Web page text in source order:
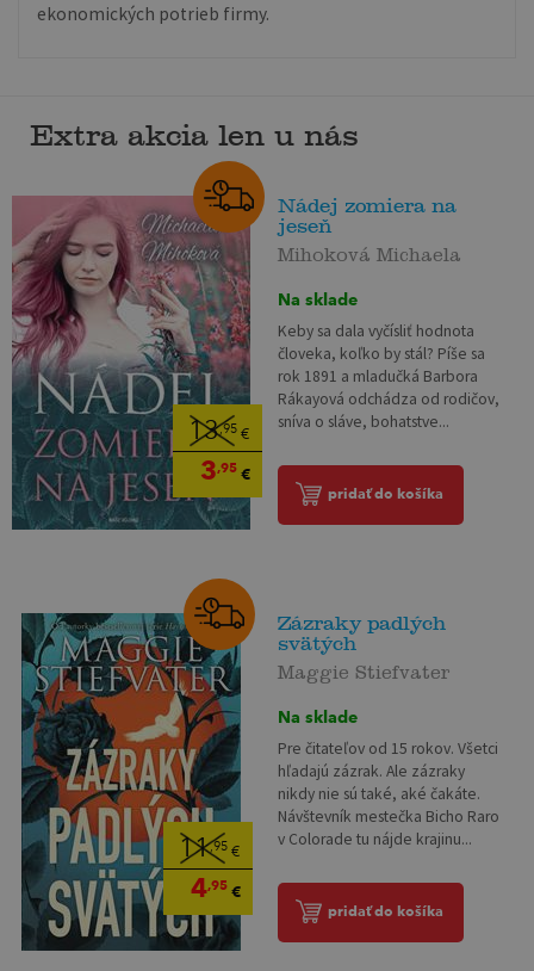
ekonomických potrieb firmy.
Extra akcia len u nás
13,95€
3,95€
Nádej zomiera na
jeseň
Mihoková Michaela
Na sklade
Keby sa dala vyčísliť hodnota
človeka, koľko by stál? Píše sa
rok 1891 a mladučká Barbora
Rákayová odchádza od rodičov,
sníva o sláve, bohatstve...
pridať do košíka
11,95€
4,95€
Zázraky padlých
svätých
Maggie Stiefvater
Na sklade
Pre čitateľov od 15 rokov. Všetci
hľadajú zázrak. Ale zázraky
nikdy nie sú také, aké čakáte.
Návštevník mestečka Bicho Raro
v Colorade tu nájde krajinu...
pridať do košíka